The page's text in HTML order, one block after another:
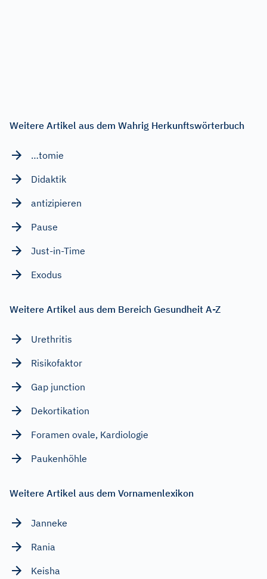
Weitere Artikel aus dem Wahrig Herkunftswörterbuch
…tomie
Didaktik
antizipieren
Pause
Just-in-Time
Exodus
Weitere Artikel aus dem Bereich Gesundheit A-Z
Urethritis
Risikofaktor
Gap junction
Dekortikation
Foramen ovale, Kardiologie
Paukenhöhle
Weitere Artikel aus dem Vornamenlexikon
Janneke
Rania
Keisha